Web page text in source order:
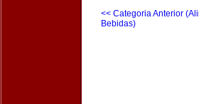
<< Categoria Anterior
Bebidas)